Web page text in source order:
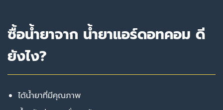
ซื้อน้ำยาจาก น้ำยาแอร์ดอทคอม ดี
ยังไง?
ได้น้ำยาที่มีคุณภาพ